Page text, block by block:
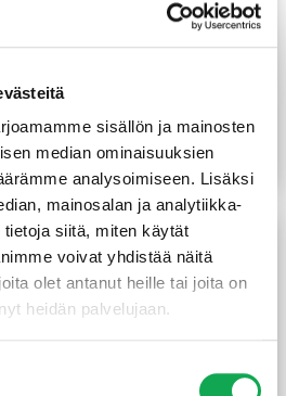
sisällön ja mainosten
median ominaisuuksien
analysoimiseen. Lisäksi
mainosalan ja analytiikka-
siitä, miten käytät
voivat yhdistää näitä
olet antanut heille tai joita on
heidän palvelujaan.
21X60/17X1000 mm
-50%
Lue lisää